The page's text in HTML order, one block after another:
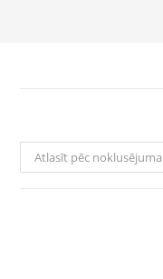
Atlasīt pēc noklusējuma